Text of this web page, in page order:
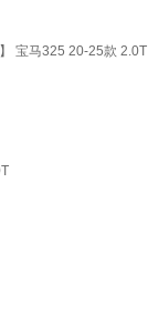
宝马325 20-25款 2.0T